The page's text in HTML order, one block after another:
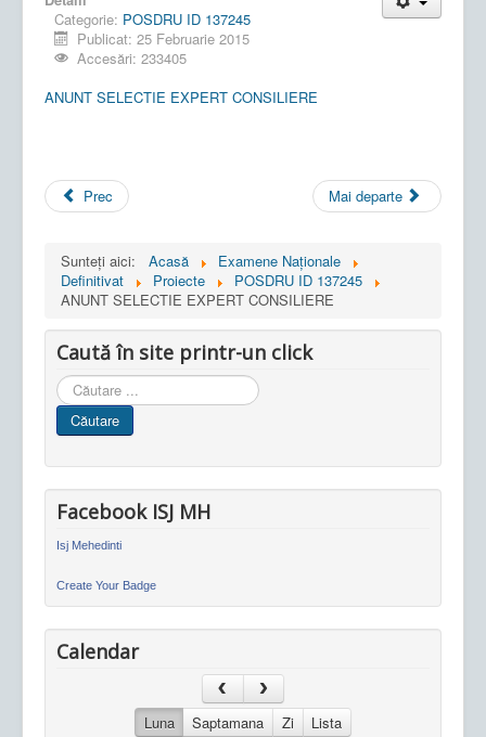
Categorie: POSDRU ID 137245
Publicat: 25 Februarie 2015
Accesări: 233405
ANUNT SELECTIE EXPERT CONSILIERE
Prec Mai departe
Sunteți aici: Acasă
Examene Naționale
Definitivat
Proiecte
POSDRU ID 137245
ANUNT SELECTIE EXPERT CONSILIERE
Caută în site printr-un click
Cauta
in
site
Căutare
Facebook ISJ MH
Isj Mehedinti
Create Your Badge
Calendar
Luna Saptamana Zi Lista